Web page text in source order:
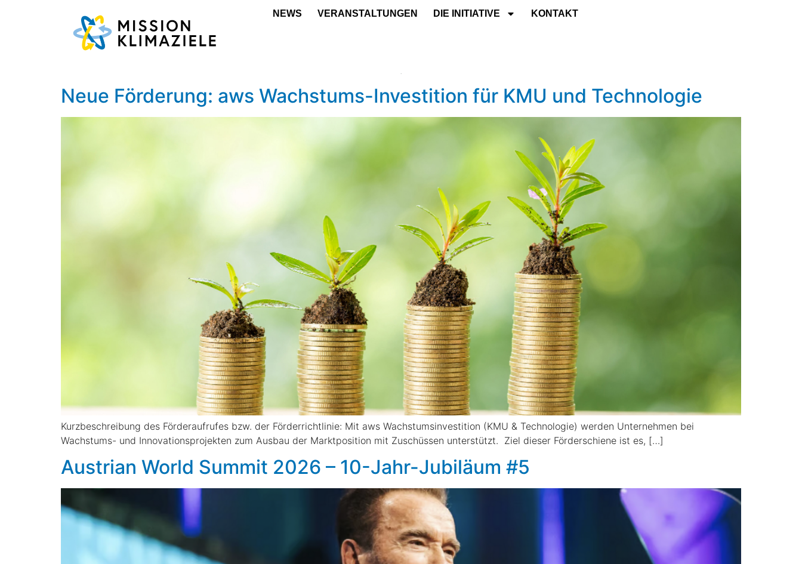
NEWS VERANSTALTUNGEN DIE INITIATIVE KONTAKT
Neue Förderung: aws Wachstums-Investition für KMU und Technologie
Kurzbeschreibung des Förderaufrufes bzw. der Förderrichtlinie: Mit aws Wachstumsinvestition (KMU & Technologie) werden Unternehmen bei
Wachstums- und Innovationsprojekten zum Ausbau der Marktposition mit Zuschüssen unterstützt. Ziel dieser Förderschiene ist es, […]
Austrian World Summit 2026 – 10-Jahr-Jubiläum #5